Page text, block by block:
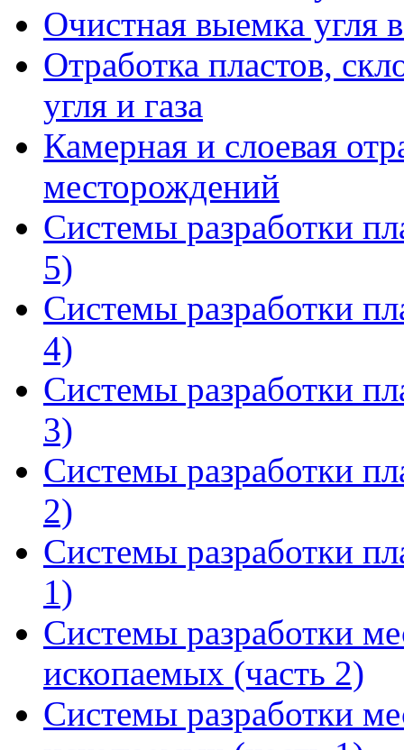
Очистная выемка угля
Отработка пластов,
угля и газа
Камерная и слоевая
месторождений
Системы разработки
5)
Системы разработки
4)
Системы разработки
3)
Системы разработки
2)
Системы разработки
1)
Системы разработки
ископаемых (часть 2)
Системы разработки